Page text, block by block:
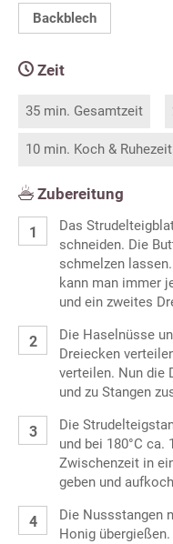
Backblech
Zeit
35 min. Gesamtzeit
10 min. Koch & Ruhezeit
Zubereitung
Das
schneiden. Die
schmelzen
kann man immer
und ein zweites
Die Haselnüsse
Dreiecken
verteilen. Nun die
und zu Stangen
Die
und bei 180°C
Zwischenzeit in
geben und
Die Nussstangen
Honig